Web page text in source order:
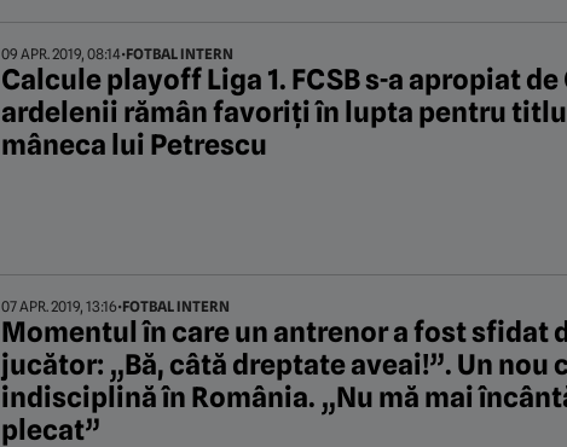
09 APR. 2019, 08:14•FOTBAL INTERN
Calcule playoff Liga 1. FCSB s-a apropiat de
ardelenii rămân favoriți în lupta pentru
mâneca lui Petrescu
07 APR. 2019, 13:16•FOTBAL INTERN
Momentul în care un antrenor a fost sfidat
jucător: „Bă, câtă dreptate aveai!”. Un nou
indisciplină în România. „Nu mă mai
plecat”